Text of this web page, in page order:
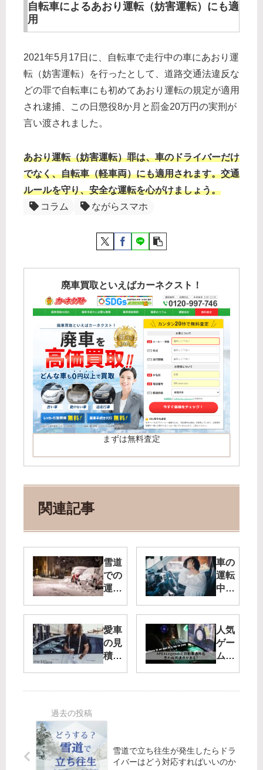
自転車によるあおり運転（妨害運転）にも適
用
2021年5月17日に、自転車で走行中の車にあおり運
転（妨害運転）を行ったとして、道路交通法違反な
どの罪で自転車にも初めてあおり運転の規定が適用
され逮捕、この日懲役8か月と罰金20万円の実刑が
言い渡されました。
あおり運転（妨害運転）罪は、車のドライバーだけ
でなく、自転車（軽車両）にも適用されます。交通
ルールを守り、安全な運転を心がけましょう。
コラム
ながらスマホ
廃車買取といえばカーネクスト！
まずは無料査定
関連記事
雪道
での
運
注意
する
こと
や車
もっ
法
車の
運転
中に
が発
生！
取る
べき
行動
難方
愛車
の見
積も
み
車買
者で
の流
人気
ゲー
ム
ルマ
あ
る？
雪道で立ち往生が発生したらドラ
イバーはどう対応すればいいのか